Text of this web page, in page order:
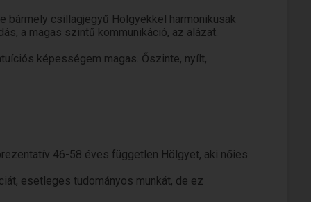
bármely csillagjegyű Hölgyekkel harmonikusak
a magas szintű kommunikáció, az alázat.
képességem magas. Őszinte, nyílt,
aki szereti a kihívásokat, aki bízik saját
naplementét.
szükséges szemüveg, nem dohányzom, ritkán
vagyok.
illetve nincs rossz tapasztalatom a
46-58 éves független Hölgyet, aki nőies
esetleges tudományos munkát, de ez